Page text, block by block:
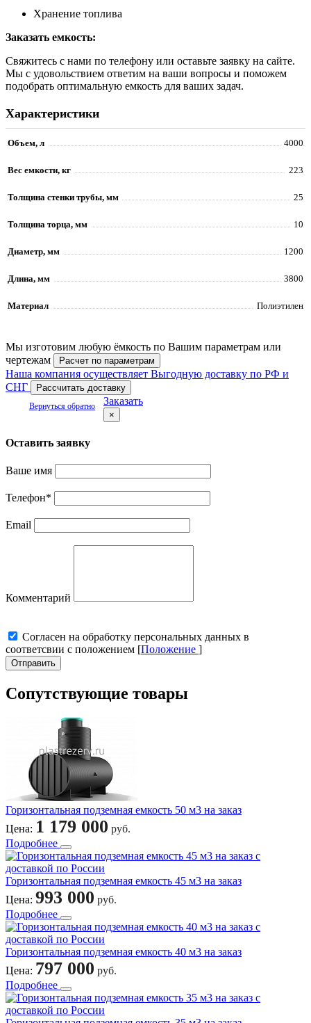
Хранение топлива
Заказать емкость:
Свяжитесь с нами по телефону или оставьте заявку на сайте.
Мы с удовольствием ответим на ваши вопросы и поможем
подобрать оптимальную емкость для ваших задач.
Характеристики
Объем, л 4000
Вес емкости, кг 223
Толщина стенки трубы, мм 25
Толщина торца, мм 10
Диаметр, мм 1200
Длина, мм 3800
Материал Полиэтилен
Мы изготовим любую ёмкость по Вашим параметрам или
чертежам
Расчет по параметрам
Наша компания осуществляет Выгодную доставку по РФ и
СНГ
Рассчитать доставку
Вернуться обратно Заказать
×
Оставить заявку
Ваше имя
Телефон*
Email
Комментарий
Cогласен на обработку персональных данных в
соответсвии с положением [Положение ]
Отправить
Сопутствующие товары
Горизонтальная подземная емкость 50 м3 на заказ
Цена: 1 179 000 руб.
Подробнее
Горизонтальная подземная емкость 45 м3 на заказ
Цена: 993 000 руб.
Подробнее
Горизонтальная подземная емкость 40 м3 на заказ
Цена: 797 000 руб.
Подробнее